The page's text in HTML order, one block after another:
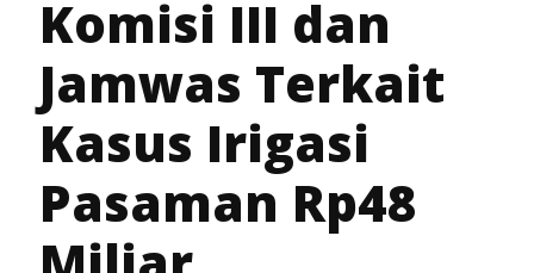
Komisi III dan
Jamwas Terkait
Kasus Irigasi
Pasaman Rp48